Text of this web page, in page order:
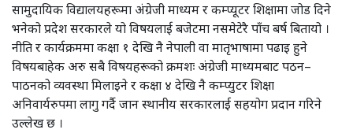
सामुदायिक विद्यालयहरूमा अंग्रेजी माध्यम र कम्प्यूटर शिक्षामा जोड दिने
भनेको प्रदेश सरकारले यो विषयलाई बजेटमा नसमेटेरै पाँच बर्ष बितायो ।
नीति र कार्यक्रममा कक्षा १ देखि नै नेपाली वा मातृभाषामा पढाइ हुने
विषयबाहेक अरु सबै विषयहरूको क्रमशः अंग्रेजी माध्यमबाट पठन–
पाठनको व्यवस्था मिलाइने र कक्षा ४ देखि नै कम्प्युटर शिक्षा
अनिवार्यरुपमा लागु गर्दै जान स्थानीय सरकारलाई सहयोग प्रदान गरिने
उल्लेख छ ।